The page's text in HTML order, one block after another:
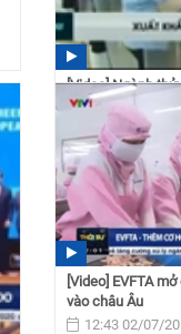
[Video] Ngành
bằng chất lượng...
11:48 17/09/
[Video] EVFTA
vào châu Âu
12:43 02/07/